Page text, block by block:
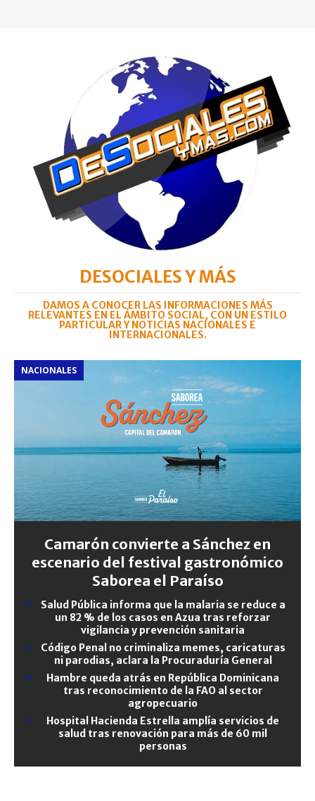
DESOCIALES Y MÁS
DAMOS A CONOCER LAS INFORMACIONES MÁS
RELEVANTES EN EL ÁMBITO SOCIAL, CON UN ESTILO
PARTICULAR Y NOTICIAS NACIONALES E
INTERNACIONALES.
NACIONALES
Camarón convierte a Sánchez en
escenario del festival gastronómico
Saborea el Paraíso
Salud Pública informa que la malaria se reduce a
un 82 % de los casos en Azua tras reforzar
vigilancia y prevención sanitaria
Código Penal no criminaliza memes, caricaturas
ni parodias, aclara la Procuraduría General
Hambre queda atrás en República Dominicana
tras reconocimiento de la FAO al sector
agropecuario
Hospital Hacienda Estrella amplía servicios de
salud tras renovación para más de 60 mil
personas